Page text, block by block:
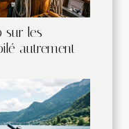
sur les
autrement